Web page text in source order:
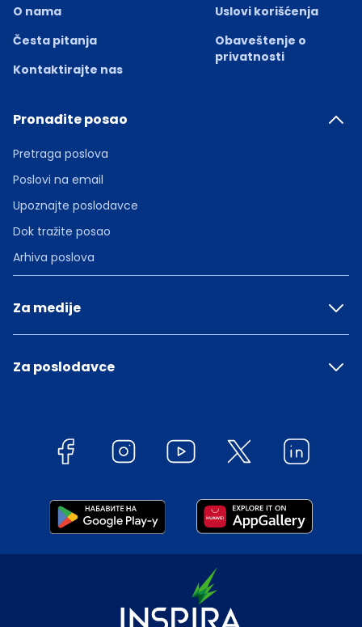
O nama
Česta pitanja
Kontaktirajte nas
Uslovi korišćenja
Obaveštenje o
privatnosti
Pronađite posao
Pretraga poslova
Poslovi na email
Upoznajte poslodavce
Dok tražite posao
Arhiva poslova
Za medije
Za poslodavce